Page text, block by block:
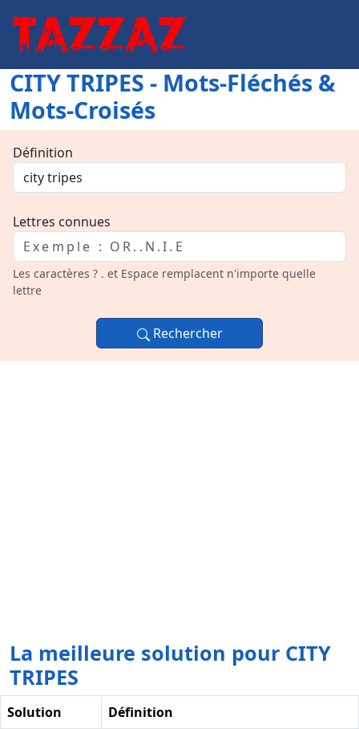
CITY TRIPES - Mots-Fléchés &
Mots-Croisés
Définition
Lettres connues
Les caractères ? . et Espace remplacent n'importe quelle
lettre
Rechercher
La meilleure solution pour CITY
TRIPES
Solution
Définition